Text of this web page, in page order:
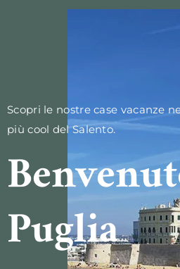
Scopri le nostre case vacanze
più cool del Salento.
Puglia